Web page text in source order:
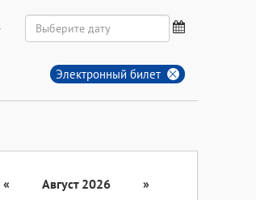
Электронный билет
« Август 2026
»